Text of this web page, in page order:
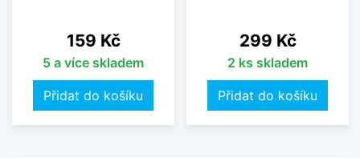
Cena
159 Kč
5 a více skladem
Přidat do košíku
Cena
299 Kč
2 ks skladem
Přidat do košíku